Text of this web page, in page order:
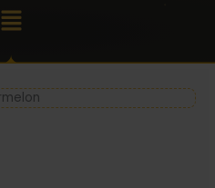
Main
Menu